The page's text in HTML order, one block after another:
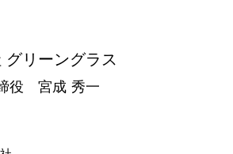
グリーングラス
役 宮成 秀一